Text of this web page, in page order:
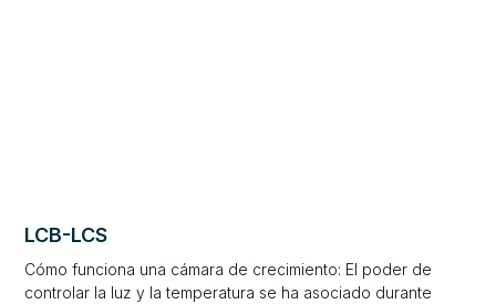
LCB-LCS
Cómo funciona una cámara de crecimiento: El poder de
controlar la luz y la temperatura se ha asociado durante